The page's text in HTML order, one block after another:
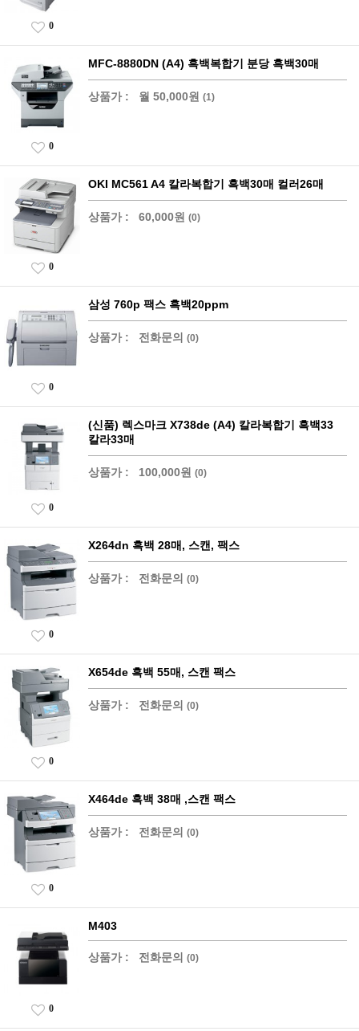
0
MFC-8880DN (A4) 흑백복합기 분당 흑백30매
상품가 : 월 50,000원 (1)
0
OKI MC561 A4 칼라복합기 흑백30매 컬러26매
상품가 : 60,000원 (0)
0
삼성 760p 팩스 흑백20ppm
상품가 : 전화문의 (0)
0
(신품) 렉스마크 X738de (A4) 칼라복합기 흑백33
칼라33매
상품가 : 100,000원 (0)
0
X264dn 흑백 28매, 스캔, 팩스
상품가 : 전화문의 (0)
0
X654de 흑백 55매, 스캔 팩스
상품가 : 전화문의 (0)
0
X464de 흑백 38매 ,스캔 팩스
상품가 : 전화문의 (0)
0
M403
상품가 : 전화문의 (0)
0